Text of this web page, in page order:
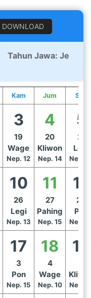
DOWNLOAD
Tahun Jawa: Je
Kam Jum Sab
3
19
Wage
Nep. 12
4
20
Kliwon
Nep. 14
5
21
Legi
Nep.
10
26
Legi
Nep. 13
11
27
Pahing
Nep. 15
12
28
Pon
Nep.
17
3
Pon
Nep. 15
18
4
Wage
Nep. 10
19
Nep.